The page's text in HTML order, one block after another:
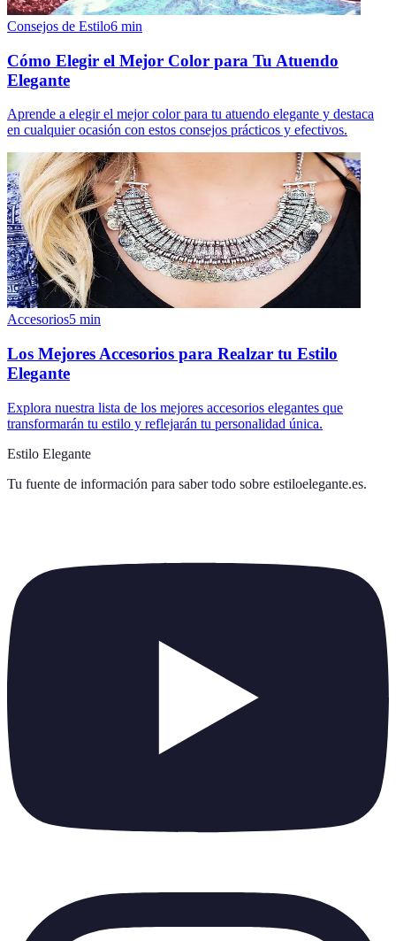
Consejos de Estilo6 min
Cómo Elegir el Mejor Color para Tu Atuendo
Elegante
Aprende a elegir el mejor color para tu atuendo elegante y destaca
en cualquier ocasión con estos consejos prácticos y efectivos.
Accesorios5 min
Los Mejores Accesorios para Realzar tu Estilo
Elegante
Explora nuestra lista de los mejores accesorios elegantes que
transformarán tu estilo y reflejarán tu personalidad única.
Estilo Elegante
Tu fuente de información para saber todo sobre estiloelegante.es.